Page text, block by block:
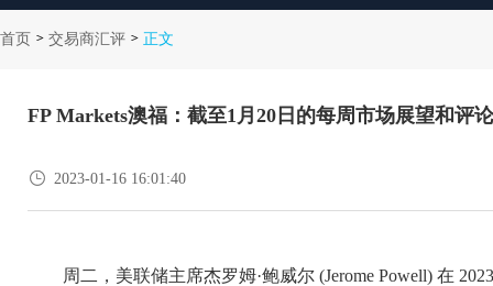
首页 > 交易商汇评 > 正文
FP Markets澳福：截至1月20日的每周市场展望和评论
 2023-01-16 16:01:40
周二，美联储主席杰罗姆·鲍威尔 (Jerome Powell) 在